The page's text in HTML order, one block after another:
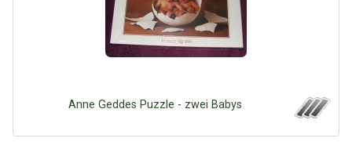
Anne Geddes Puzzle - zwei Babys